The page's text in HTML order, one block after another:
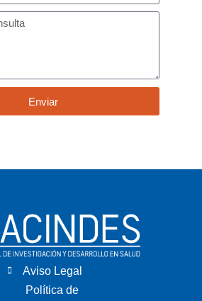
Enviar
Aviso Legal
Política de